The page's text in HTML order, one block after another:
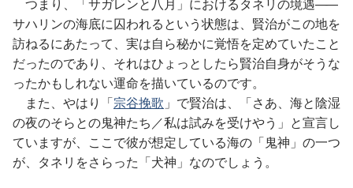
つまり、「サガレンと八月」におけるタネリの境遇――
サハリンの海底に囚われるという状態は、賢治がこの地を
訪ねるにあたって、実は自ら秘かに覚悟を定めていたこと
だったのであり、それはひょっとしたら賢治自身がそうな
ったかもしれない運命を描いているのです。
また、やはり「 宗谷挽歌 」で賢治は、「さあ、海と陰湿
の夜のそらとの鬼神たち／私は試みを受けやう」と宣言し
ていますが、ここで彼が想定している海の「鬼神」の一つ
が、タネリをさらった「犬神」なのでしょう。